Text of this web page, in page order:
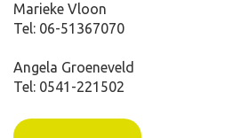
Marieke Vloon
Tel: 06-51367070
Angela Groeneveld
Tel: 0541-221502